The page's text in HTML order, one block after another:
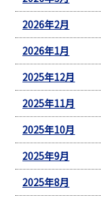
2026年2月
2026年1月
2025年12月
2025年11月
2025年10月
2025年9月
2025年8月